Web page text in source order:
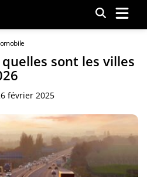
Menu
sont les villes
février 2025